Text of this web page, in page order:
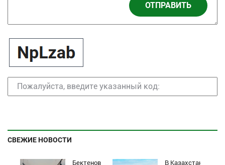
ОТПРАВИТЬ
СВЕЖИЕ НОВОСТИ
Бектенов В Казахстане